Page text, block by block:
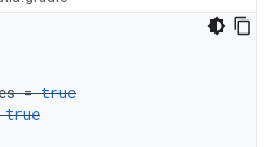
= true
true